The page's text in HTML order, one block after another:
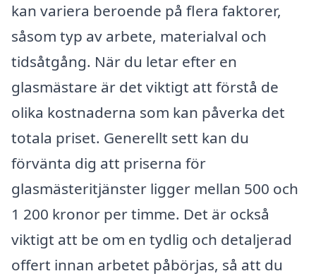
kan variera beroende på flera faktorer,
såsom typ av arbete, materialval och
tidsåtgång. När du letar efter en
glasmästare är det viktigt att förstå de
olika kostnaderna som kan påverka det
totala priset. Generellt sett kan du
förvänta dig att priserna för
glasmästeritjänster ligger mellan 500 och
1 200 kronor per timme. Det är också
viktigt att be om en tydlig och detaljerad
offert innan arbetet påbörjas, så att du